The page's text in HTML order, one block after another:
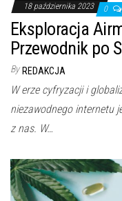
18 października 2023 0
Eksploracja
Przewodnik po
By REDAKCJA
W erze cyfryzacji i
niezawodnego internetu
z nas. W…